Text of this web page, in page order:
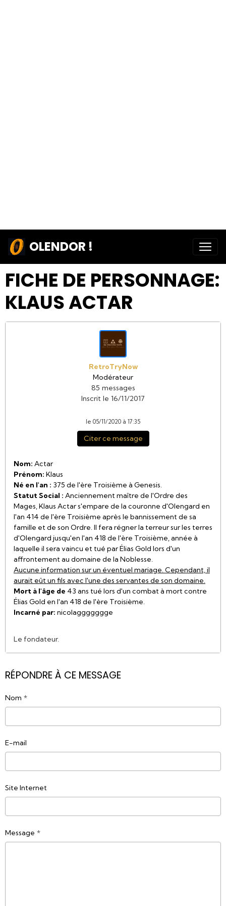
OLENDOR !
FICHE DE PERSONNAGE:
KLAUS ACTAR
RetroTryNow
Modérateur
85 messages
Inscrit le 16/11/2017
le 05/11/2020 à 17:35
Citer ce message
Nom: Actar
Prénom: Klaus
Né en l'an : 375 de l'ère Troisième à Genesis.
Statut Social : Anciennement maître de l'Ordre des
Mages, Klaus Actar s'empare de la couronne d'Olengard en
l'an 414 de l'ère Troisième après le bannissement de sa
famille et de son Ordre. Il fera régner la terreur sur les terres
d'Olengard jusqu'en l'an 418 de l'ère Troisième, année à
laquelle il sera vaincu et tué par Élias Gold lors d'un
affrontement au domaine de la Noblesse.
Aucune information sur un éventuel mariage. Cependant, il
aurait eût un fils avec l'une des servantes de son domaine.
Mort à l'âge de 43 ans tué lors d'un combat à mort contre
Élias Gold en l'an 418 de l'ère Troisième.
Incarné par: nicolaggggggge
Le fondateur.
RÉPONDRE À CE MESSAGE
Nom
E-mail
Site Internet
Message